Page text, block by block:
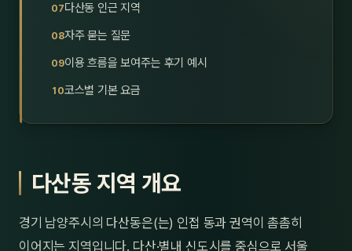
울산
24
다산동 인근 지역
자주 묻는 질문
이용 흐름을 보여주는 후기 예시
코스별 기본 요금
다산동 지역 개요
경기 남양주시의 다산동은(는) 인접 동과 권역이 촘촘히
이어지는 지역입니다. 다산·별내 신도시를 중심으로 서울